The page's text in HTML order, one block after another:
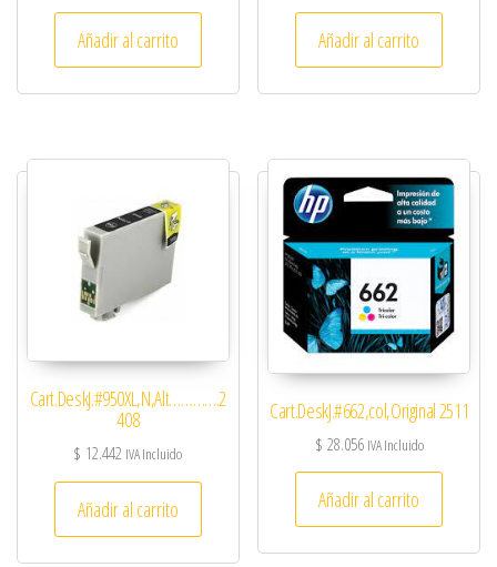
Añadir al carrito Añadir al carrito
Cart.DeskJ.#950XL,N,Alt………….2
408
$ 12.442 IVA Incluido
Añadir al carrito
Cart.DeskJ.#662,col,Original 2511
$ 28.056 IVA Incluido
Añadir al carrito